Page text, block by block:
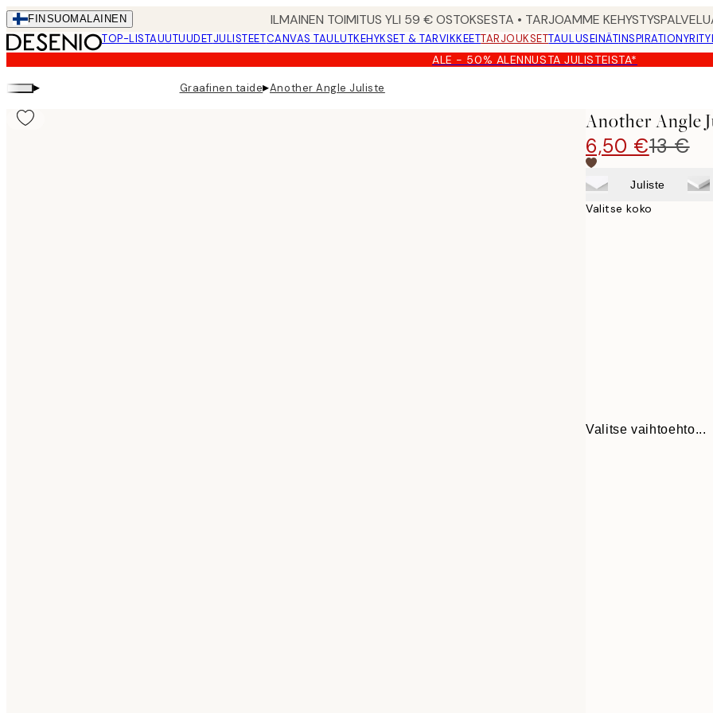
Skip
to
main
content.
FIN SUOMALAINEN ILMAINEN TOIMITUS YLI 59 € OSTOKSESTA • TARJOAMME
TOP-LISTAUUTUUDETJULISTEETCANVAS TAULUTKEHYKSET & TARVIKKEETTARJOUKSETTAULUSEINÄTINSPIRATION
ALE - 50% ALENNUSTA JULISTEISTA*
▸ Graafinen taide▸Another Angle Juliste
Another Angle
6,50 €13 €
Juliste
Valitse koko
Valitse vaihtoehto...